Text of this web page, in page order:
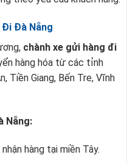
Đi Đà Nẵng
chành xe gửi hàng đi
hàng hóa từ các tỉnh
Tiền Giang, Bến Tre, Vĩnh
Nẵng:
hàng tại miền Tây.